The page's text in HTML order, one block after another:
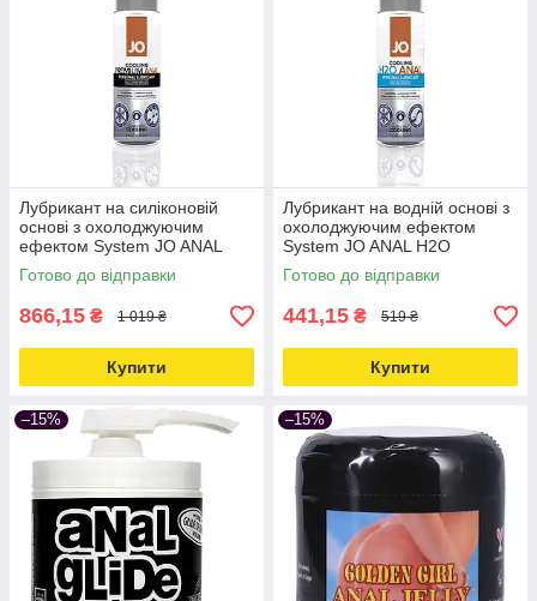
Лубрикант на силіконовій
основі з охолоджуючим
ефектом System JO ANAL
PREMIUM COOLING 60 мл
Love&Life -online-multimarket-
Готово до відправки
866,15 ₴ 1 019 ₴
Купити
Лубрикант на водній основі з
охолоджуючим ефектом
System JO ANAL H2O
COOLING 60 мл Love&Life -
online-multimarket-
Готово до відправки
441,15 ₴ 519 ₴
Купити
–15% –15%